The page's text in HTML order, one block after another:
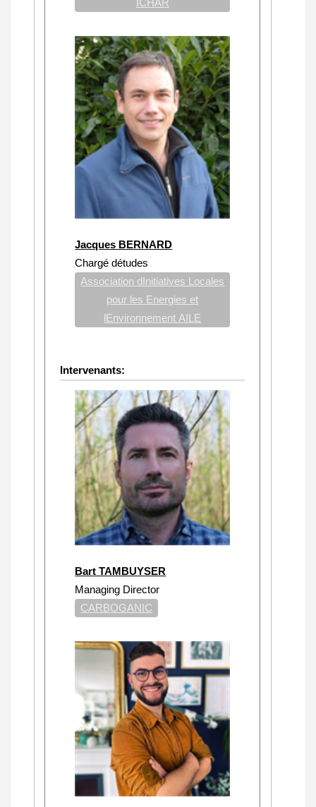
Jacques BERNARD
Chargé détudes
Association dInitiatives Locales
pour les Energies et
lEnvironnement AILE
Intervenants:
Bart TAMBUYSER
Managing Director
CARBOGANIC